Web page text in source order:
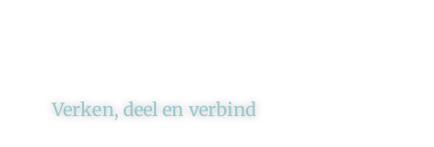
Verken, deel en verbind